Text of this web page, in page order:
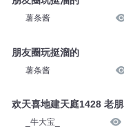
薯条酱
朋友圈玩挺溜的
薯条酱
欢天喜地建天庭1428 老
_牛大宝_